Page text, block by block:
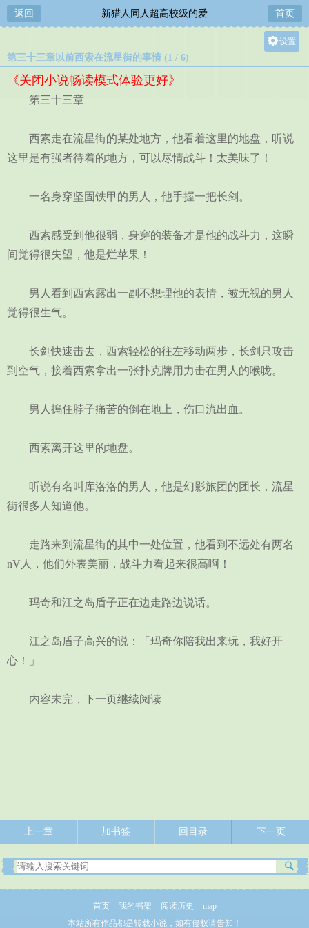
返回 新猎人同人超高校级的爱 首页
设置
第三十三章以前西索在流星街的事情 (1 / 6)
《关闭小说畅读模式体验更好》
第三十三章
西索走在流星街的某处地方，他看着这里的地盘，听说
这里是有强者待着的地方，可以尽情战斗！太美味了！
一名身穿坚固铁甲的男人，他手握一把长剑。
西索感受到他很弱，身穿的装备才是他的战斗力，这瞬
间觉得很失望，他是烂苹果！
男人看到西索露出一副不想理他的表情，被无视的男人
觉得很生气。
长剑快速击去，西索轻松的往左移动两步，长剑只攻击
到空气，接着西索拿出一张扑克牌用力击在男人的喉咙。
男人摀住脖子痛苦的倒在地上，伤口流出血。
西索离开这里的地盘。
听说有名叫库洛洛的男人，他是幻影旅团的团长，流星
街很多人知道他。
走路来到流星街的其中一处位置，他看到不远处有两名
nV人，他们外表美丽，战斗力看起来很高啊！
玛奇和江之岛盾子正在边走路边说话。
江之岛盾子高兴的说：「玛奇你陪我出来玩，我好开
心！」
内容未完，下一页继续阅读
上一章 加书签 回目录 下一页
首页 我的书架 阅读历史
map
本站所有作品都是转载小说，如有侵权请告知！